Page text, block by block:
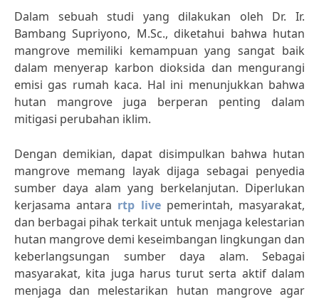
Dalam sebuah studi yang dilakukan oleh Dr. Ir.
Bambang Supriyono, M.Sc., diketahui bahwa hutan
mangrove memiliki kemampuan yang sangat baik
dalam menyerap karbon dioksida dan mengurangi
emisi gas rumah kaca. Hal ini menunjukkan bahwa
hutan mangrove juga berperan penting dalam
mitigasi perubahan iklim.
Dengan demikian, dapat disimpulkan bahwa hutan
mangrove memang layak dijaga sebagai penyedia
sumber daya alam yang berkelanjutan. Diperlukan
kerjasama antara rtp livepemerintah, masyarakat,
dan berbagai pihak terkait untuk menjaga kelestarian
hutan mangrove demi keseimbangan lingkungan dan
keberlangsungan sumber daya alam. Sebagai
masyarakat, kita juga harus turut serta aktif dalam
menjaga dan melestarikan hutan mangrove agar